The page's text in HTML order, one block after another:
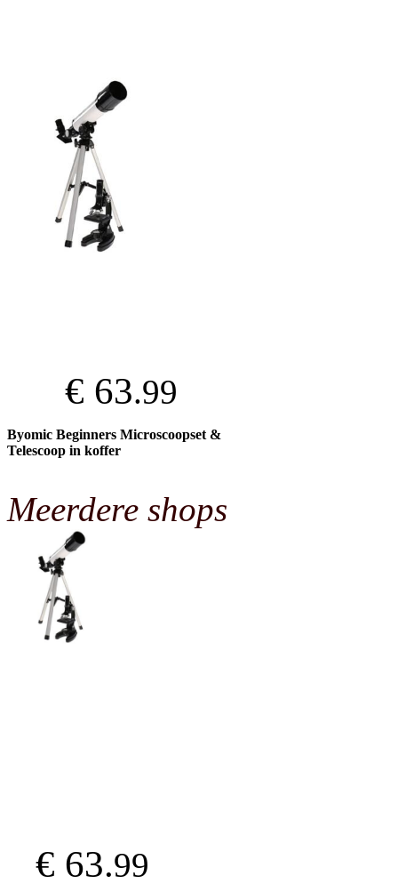
€ 63.99
Byomic Beginners Microscoopset &
Telescoop in koffer
Meerdere shops
€ 63.99